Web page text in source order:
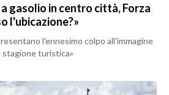
gasolio in centro città, Forza
l'ubicazione?»
l'ennesimo colpo all'immagine
stagione turistica»